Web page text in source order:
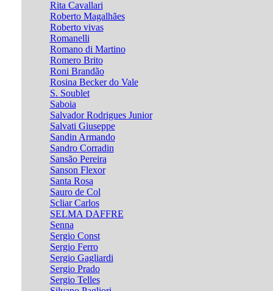
Rita Cavallari
Roberto Magalhães
Roberto vivas
Romanelli
Romano di Martino
Romero Brito
Roni Brandão
Rosina Becker do Vale
S. Soublet
Saboia
Salvador Rodrigues Junior
Salvati Giuseppe
Sandin Armando
Sandro Corradin
Sansão Pereira
Sanson Flexor
Santa Rosa
Sauro de Col
Scliar Carlos
SELMA DAFFRE
Senna
Sergio Const
Sergio Ferro
Sergio Gagliardi
Sergio Prado
Sergio Telles